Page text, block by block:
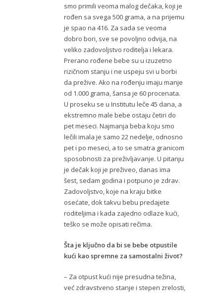
smo primili veoma malog dečaka, koji je
rođen sa svega 500 grama, a na prijemu
je spao na 416. Za sada se veoma
dobro bori, sve se povoljno odvija, na
veliko zadovoljstvo roditelja i lekara.
Prerano rođene bebe su u izuzetno
rizičnom stanju i ne uspeju svi u borbi
da prežive. Ako na rođenju imaju manje
od 1.000 grama, šansa je 60 procenata.
U proseku se u Institutu leče 45 dana, a
ekstremno male bebe ostaju četiri do
pet meseci. Najmanja beba koju smo
lečili imala je samo 22 nedelje, odnosno
pet i po meseci, a to se smatra granicom
sposobnosti za preživljavanje. U pitanju
je dečak koji je preživeo, danas ima
šest, sedam godina i potpuno je zdrav.
Zadovoljstvo, koje na kraju bitke
osećate, dok takvu bebu predajete
roditeljima i kada zajedno odlaze kući,
teško se može opisati rečima.
Šta je ključno da bi se bebe otpustile
kući kao spremne za samostalni život?
– Za otpust kući nije presudna težina,
već zdravstveno stanje i stepen zrelosti,